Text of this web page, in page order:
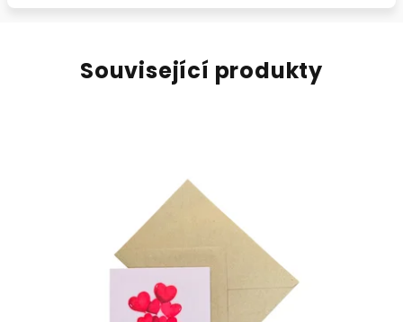
Související produkty